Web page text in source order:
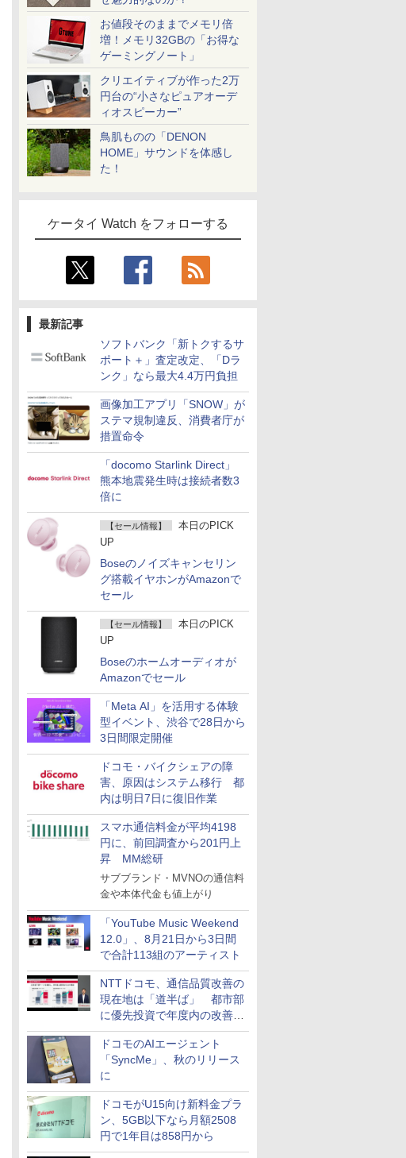
お値段そのままでメモリ倍
増！メモリ32GBの「お得な
ゲーミングノート」
クリエイティブが作った2万
円台の“小さなピュアオーデ
ィオスピーカー”
鳥肌ものの「DENON
HOME」サウンドを体感し
た！
ケータイ Watch をフォローする
最新記事
ソフトバンク「新トクするサ
ポート＋」査定改定、「Dラ
ンク」なら最大4.4万円負担
画像加工アプリ「SNOW」が
ステマ規制違反、消費者庁が
措置命令
「docomo Starlink Direct」
熊本地震発生時は接続者数3
倍に
【セール情報】
本日のPICK
UP
Boseのノイズキャンセリン
グ搭載イヤホンがAmazonで
セール
【セール情報】
本日のPICK
UP
Boseのホームオーディオが
Amazonでセール
「Meta AI」を活用する体験
型イベント、渋谷で28日から
3日間限定開催
ドコモ・バイクシェアの障
害、原因はシステム移行 都
内は明日7日に復旧作業
スマホ通信料金が平均4198
円に、前回調査から201円上
昇 MM総研
サブブランド・MVNOの通信料
金や本体代金も値上がり
「YouTube Music Weekend
12.0」、8月21日から3日間
で合計113組のアーティスト
NTTドコモ、通信品質改善の
現在地は「道半ば」 都市部
に優先投資で年度内の改善目
指す
ドコモのAIエージェント
「SyncMe」、秋のリリース
に
ドコモがU15向け新料金プラ
ン、5GB以下なら月額2508
円で1年目は858円から